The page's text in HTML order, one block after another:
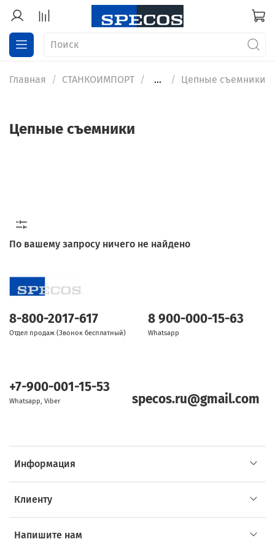
Главная СТАНКОИМПОРТ ... Цепные съемники
Цепные съемники
По вашему запросу ничего не найдено
Информация
Клиенту
Напишите нам
8-800-2017-617
Отдел продаж (Звонок бесплатный)
8 900-000-15-63
Whatsapp
+7-900-001-15-53
Whatsapp, Viber specos.ru@gmail.com